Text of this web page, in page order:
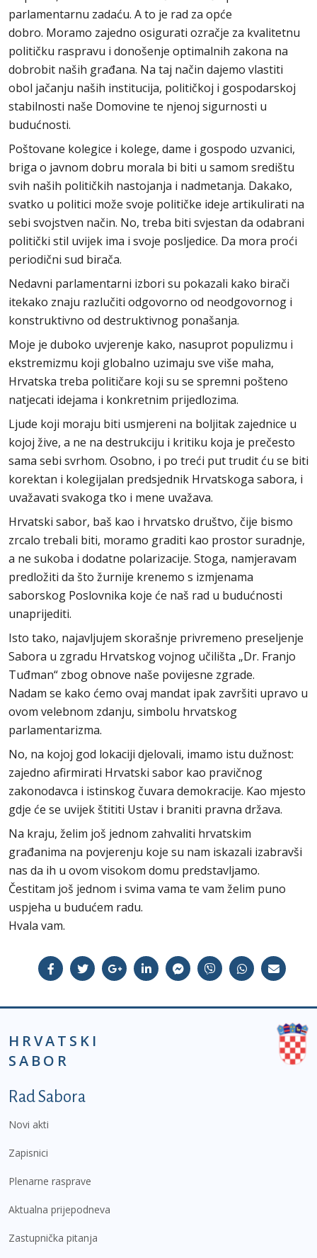
parlamentarnu zadaću. A to je rad za opće
dobro. Moramo zajedno osigurati ozračje za kvalitetnu
političku raspravu i donošenje optimalnih zakona na
dobrobit naših građana. Na taj način dajemo vlastiti
obol jačanju naših institucija, političkoj i gospodarskoj
stabilnosti naše Domovine te njenoj sigurnosti u
budućnosti.
Poštovane kolegice i kolege, dame i gospodo uzvanici,
briga o javnom dobru morala bi biti u samom središtu
svih naših političkih nastojanja i nadmetanja. Dakako,
svatko u politici može svoje političke ideje artikulirati na
sebi svojstven način. No, treba biti svjestan da odabrani
politički stil uvijek ima i svoje posljedice. Da mora proći
periodični sud birača.
Nedavni parlamentarni izbori su pokazali kako birači
itekako znaju razlučiti odgovorno od neodgovornog i
konstruktivno od destruktivnog ponašanja.
Moje je duboko uvjerenje kako, nasuprot populizmu i
ekstremizmu koji globalno uzimaju sve više maha,
Hrvatska treba političare koji su se spremni pošteno
natjecati idejama i konkretnim prijedlozima.
Ljude koji moraju biti usmjereni na boljitak zajednice u
kojoj žive, a ne na destrukciju i kritiku koja je prečesto
sama sebi svrhom. Osobno, i po treći put trudit ću se biti
korektan i kolegijalan predsjednik Hrvatskoga sabora, i
uvažavati svakoga tko i mene uvažava.
Hrvatski sabor, baš kao i hrvatsko društvo, čije bismo
zrcalo trebali biti, moramo graditi kao prostor suradnje,
a ne sukoba i dodatne polarizacije. Stoga, namjeravam
predložiti da što žurnije krenemo s izmjenama
saborskog Poslovnika koje će naš rad u budućnosti
unaprijediti.
Isto tako, najavljujem skorašnje privremeno preseljenje
Sabora u zgradu Hrvatskog vojnog učilišta „Dr. Franjo
Tuđman“ zbog obnove naše povijesne zgrade.
Nadam se kako ćemo ovaj mandat ipak završiti upravo u
ovom velebnom zdanju, simbolu hrvatskog
parlamentarizma.
No, na kojoj god lokaciji djelovali, imamo istu dužnost:
zajedno afirmirati Hrvatski sabor kao pravičnog
zakonodavca i istinskog čuvara demokracije. Kao mjesto
gdje će se uvijek štititi Ustav i braniti pravna država.
Na kraju, želim još jednom zahvaliti hrvatskim
građanima na povjerenju koje su nam iskazali izabravši
nas da ih u ovom visokom domu predstavljamo.
Čestitam još jednom i svima vama te vam želim puno
uspjeha u budućem radu.
Hvala vam.
HRVATSKI
SABOR
Podnožje prvi izbornik
Rad Sabora
Novi akti
Zapisnici
Plenarne rasprave
Aktualna prijepodneva
Zastupnička pitanja